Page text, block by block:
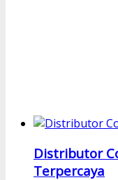
Distributor
Terpercaya